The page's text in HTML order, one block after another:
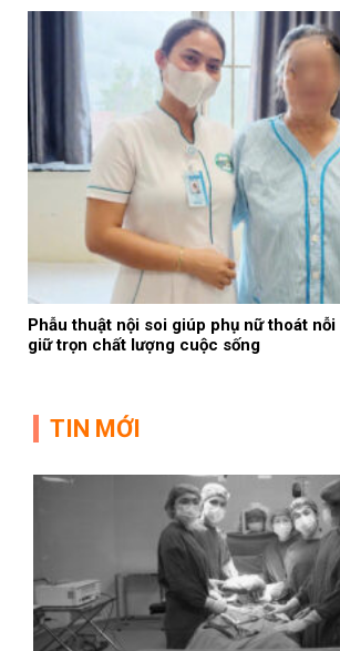
Phẫu thuật nội soi giúp phụ nữ thoát
giữ trọn chất lượng cuộc sống
TIN MỚI